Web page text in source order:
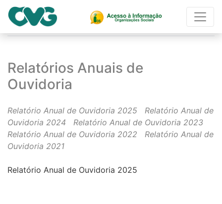
Página Inicial Relatórios Anuais de Ouvidoria
Relatórios Anuais de
Ouvidoria
Relatório Anual de Ouvidoria 2025 Relatório Anual de
Ouvidoria 2024 Relatório Anual de Ouvidoria 2023
Relatório Anual de Ouvidoria 2022 Relatório Anual de
Ouvidoria 2021
Relatório Anual de Ouvidoria 2025